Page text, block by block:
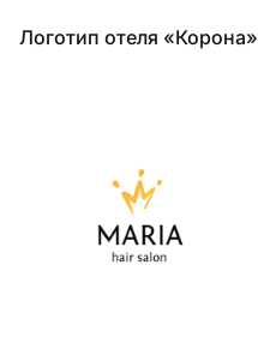
Логотип отеля «Корона»